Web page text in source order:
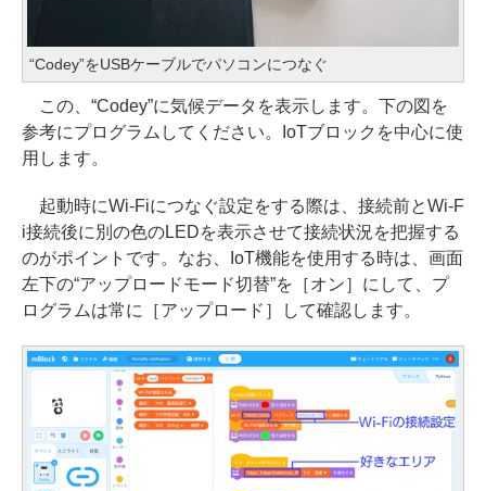
“Codey”をUSBケーブルでパソコンにつなぐ
この、“Codey”に気候データを表示します。下の図を
参考にプログラムしてください。IoTブロックを中心に使
用します。
起動時にWi-Fiにつなぐ設定をする際は、接続前とWi-F
i接続後に別の色のLEDを表示させて接続状況を把握する
のがポイントです。なお、IoT機能を使用する時は、画面
左下の“アップロードモード切替”を［オン］にして、プ
ログラムは常に［アップロード］して確認します。